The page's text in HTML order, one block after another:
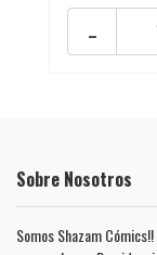
-
Sobre Nosotros
Somos Shazam